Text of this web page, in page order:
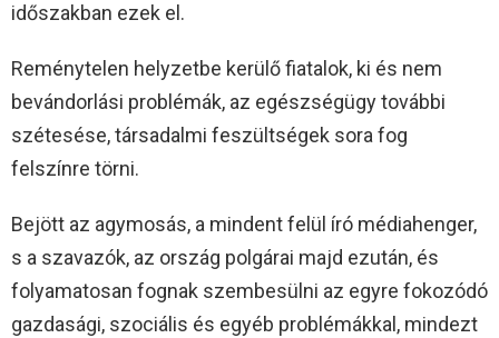
időszakban ezek el.
Reménytelen helyzetbe kerülő fiatalok, ki és nem
bevándorlási problémák, az egészségügy további
szétesése, társadalmi feszültségek sora fog
felszínre törni.
Bejött az agymosás, a mindent felül író médiahenger,
s a szavazók, az ország polgárai majd ezután, és
folyamatosan fognak szembesülni az egyre fokozódó
gazdasági, szociális és egyéb problémákkal, mindezt